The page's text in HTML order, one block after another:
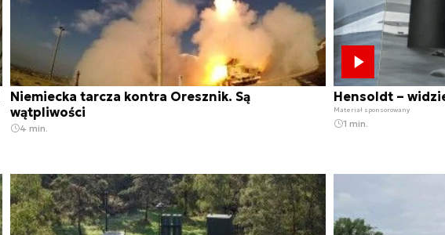
Niemiecka tarcza kontra Oresznik. Są
wątpliwości
4 min.
Hensoldt –
Materiał sponsorowany
1 min.